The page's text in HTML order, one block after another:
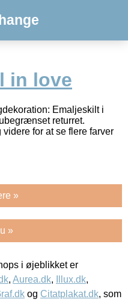
in love
Emaljeskilt i
returret.
for at se flere farver
»
»
i øjeblikket er
, Aurea.dk, Illux.dk,
og Citatplakat.dk, som